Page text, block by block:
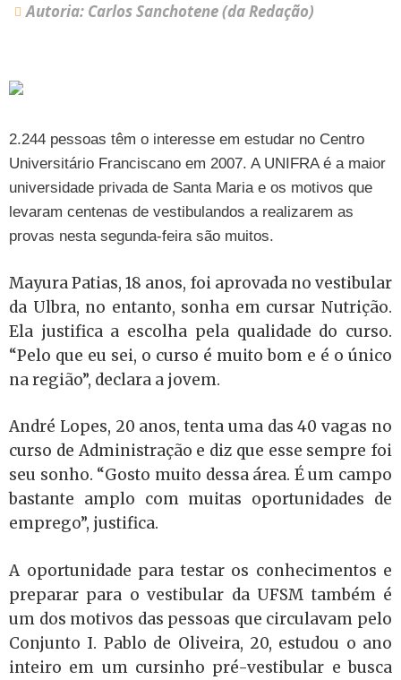
Autoria: Carlos Sanchotene (da Redação)
2.244 pessoas têm o interesse em estudar no Centro
Universitário Franciscano em 2007. A UNIFRA é a maior
universidade privada de Santa Maria e os motivos que
levaram centenas de vestibulandos a realizarem as
provas nesta segunda-feira são muitos.
Mayura Patias, 18 anos, foi aprovada no vestibular
da Ulbra, no entanto, sonha em cursar Nutrição.
Ela justifica a escolha pela qualidade do curso.
“Pelo que eu sei, o curso é muito bom e é o único
na região”, declara a jovem.
André Lopes, 20 anos, tenta uma das 40 vagas no
curso de Administração e diz que esse sempre foi
seu sonho. “Gosto muito dessa área. É um campo
bastante amplo com muitas oportunidades de
emprego”, justifica.
A oportunidade para testar os conhecimentos e
preparar para o vestibular da UFSM também é
um dos motivos das pessoas que circulavam pelo
Conjunto I. Pablo de Oliveira, 20, estudou o ano
inteiro em um cursinho pré-vestibular e busca